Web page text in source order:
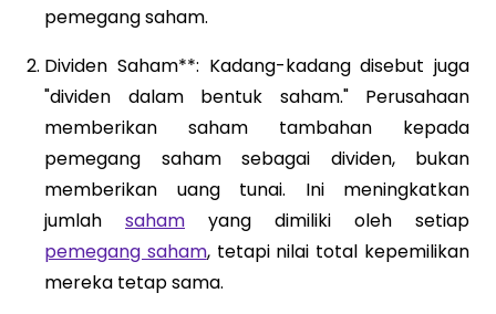
pemegang saham.
Dividen Saham**: Kadang-kadang disebut juga
"dividen dalam bentuk saham." Perusahaan
memberikan saham tambahan kepada
pemegang saham sebagai dividen, bukan
memberikan uang tunai. Ini meningkatkan
jumlah saham yang dimiliki oleh setiap
pemegang saham, tetapi nilai total kepemilikan
mereka tetap sama.